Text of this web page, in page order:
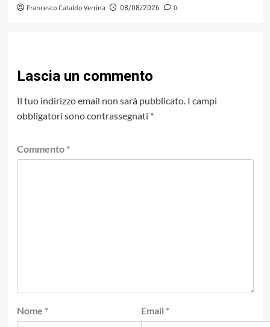
Francesco Cataldo Verrina 08/08/2026 0
Lascia un commento
Il tuo indirizzo email non sarà pubblicato. I campi
obbligatori sono contrassegnati *
Commento *
Nome * Email *